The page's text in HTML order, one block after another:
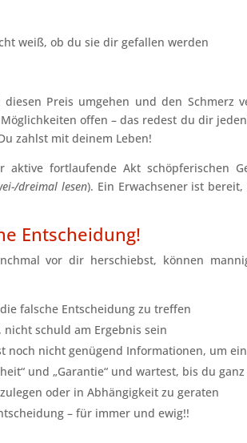
weiß, ob du sie dir gefallen werden
Preis umgehen und den Schmerz
offen – das redest du dir
zahlst mit deinem Leben!
aktive fortlaufende Akt schöpferischen
dreimal lesen). Ein Erwachsener ist
Entscheidung!
vor dir herschiebst, können
falsche Entscheidung zu treffen
schuld am Ergebnis sein
noch nicht genügend Informationen, um
und „Garantie“ und wartest, bis du
oder in Abhängigkeit zu geraten
– für immer und ewig!!